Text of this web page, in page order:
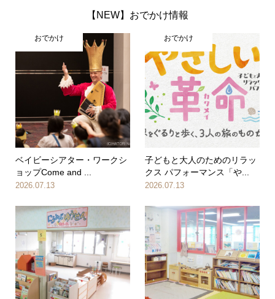
【NEW】おでかけ情報
おでかけ
ベイビーシアター・ワークシ
ョップCome and ...
2026.07.13
おでかけ
子どもと大人のためのリラッ
クス パフォーマンス「や...
2026.07.13